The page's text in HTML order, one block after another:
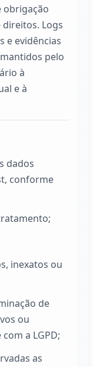
obrigação
Logs
e evidências
pelo
à
e à
dados
, conforme
inexatos ou
de
ou
a LGPD;
as